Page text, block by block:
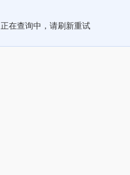
正在查询中，请刷新重试